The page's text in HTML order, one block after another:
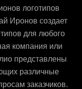
логотипов
Иронов создает
для любого
компания или
представлены
различные
заказчиков.